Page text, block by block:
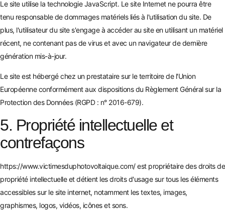
Le site utilise la technologie JavaScript. Le site Internet ne pourra être
tenu responsable de dommages matériels liés à l'utilisation du site. De
plus, l'utilisateur du site s'engage à accéder au site en utilisant un matériel
récent, ne contenant pas de virus et avec un navigateur de dernière
génération mis-à-jour.
Le site est hébergé chez un prestataire sur le territoire de l'Union
Européenne conformément aux dispositions du Règlement Général sur la
Protection des Données (RGPD : n° 2016-679).
5. Propriété intellectuelle et
contrefaçons
https://www.victimesduphotovoltaique.com/est propriétaire des droits de
propriété intellectuelle et détient les droits d'usage sur tous les éléments
accessibles sur le site internet, notamment les textes, images,
graphismes, logos, vidéos, icônes et sons.